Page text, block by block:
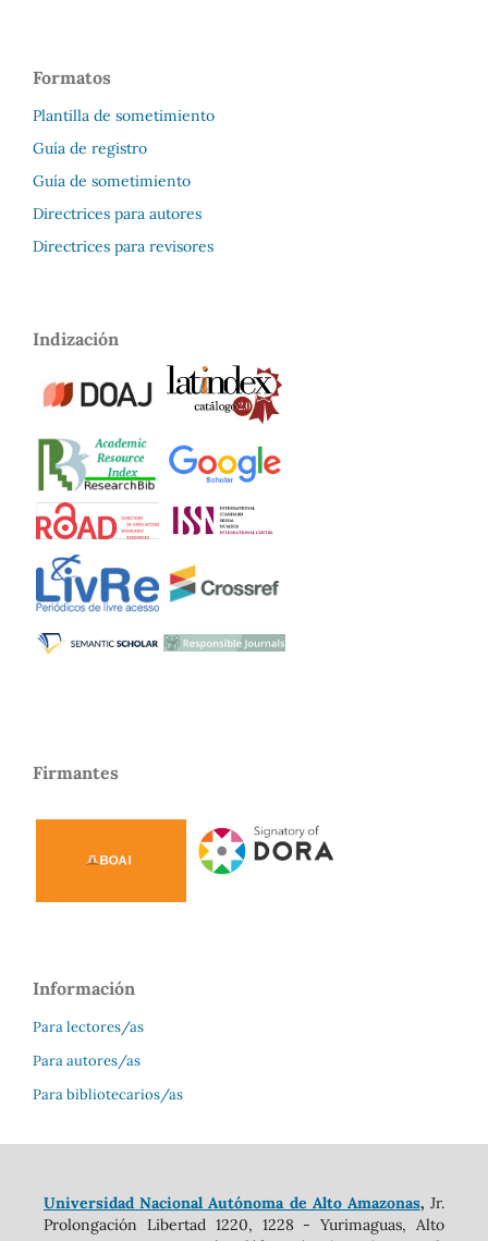
Formatos
Plantilla de sometimiento
Guía de registro
Guía de sometimiento
Directrices para autores
Directrices para revisores
Indización
Firmantes
Información
Para lectores/as
Para autores/as
Para bibliotecarios/as
Universidad Nacional Autónoma de Alto Amazonas, Jr.
Prolongación Libertad 1220, 1228 - Yurimaguas, Alto